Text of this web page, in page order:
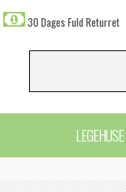
30 Dages Fuld Returret
LEGEHUSE